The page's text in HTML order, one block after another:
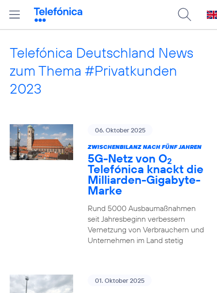
Telefónica Deutschland News
zum Thema #Privatkunden
2023
06. Oktober 2025
ZWISCHENBILANZ NACH FÜNF JAHREN
5G-Netz von O2
Telefónica knackt die
Milliarden-Gigabyte-
Marke
Rund 5000 Ausbaumaßnahmen
seit Jahresbeginn verbessern
Vernetzung von Verbrauchern und
Unternehmen im Land stetig
01. Oktober 2025